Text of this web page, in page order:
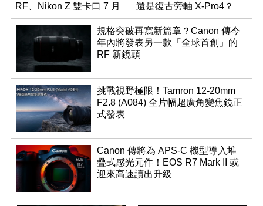
RF、Nikon Z 雙卡口 7 月
同步登台
還是復古旁軸 X-Pro4？
規格突破再寫新篇章？Canon 傳今
年內將發表另一款「全球首創」的
RF 新鏡頭
挑戰視野極限！Tamron 12-20mm
F2.8 (A084) 全片幅超廣角變焦鏡正
式發表
Canon 傳將為 APS-C 機型導入堆
疊式感光元件！EOS R7 Mark II 或
迎來高速讀出升級